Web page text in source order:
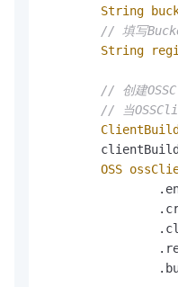
String
// 填写
String
// 创建
// 当
OSS